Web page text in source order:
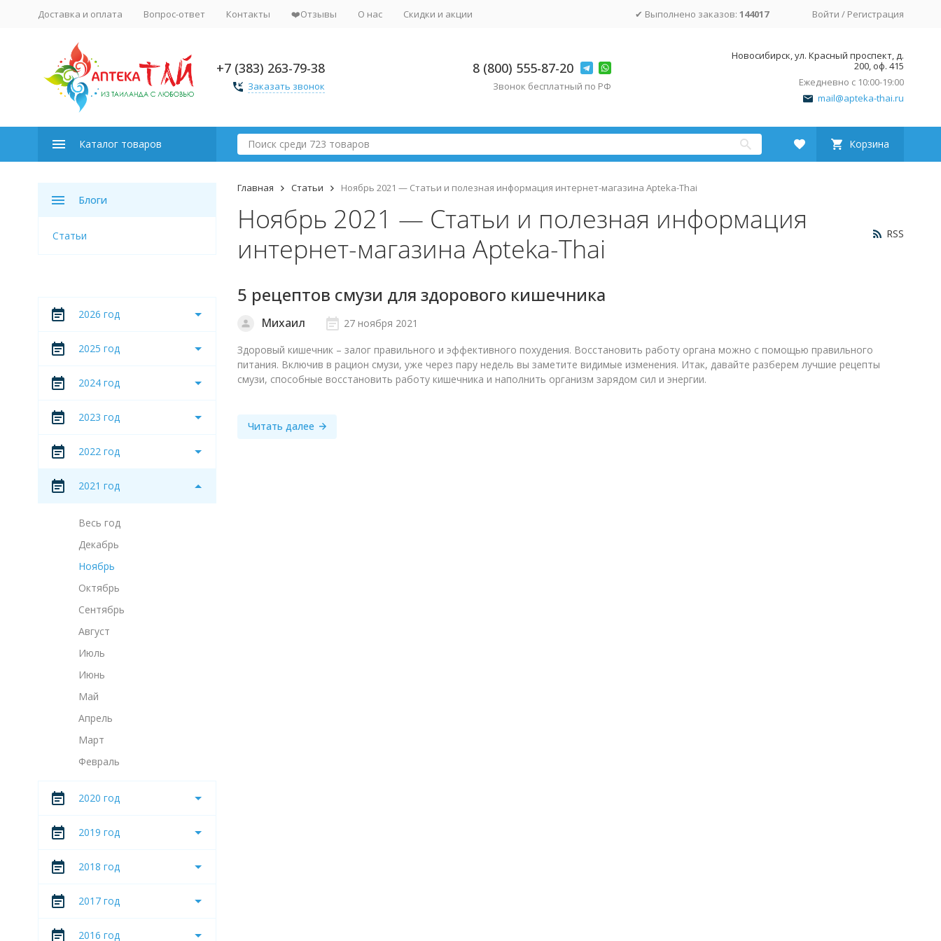
Доставка и оплата Вопрос-ответ Контакты ❤️Отзывы О нас Скидки и акции ✔ Выполнено заказов: 144017 Войти / Регистрация
+7 (383) 263-79-38
Заказать звонок
8 (800) 555-87-20
Звонок бесплатный по РФ
Новосибирск, ул. Красный проспект, д.
200, оф. 415
Ежедневно с 10:00-19:00
mail@apteka-thai.ru
Каталог товаров Корзина
Главная Статьи Ноябрь 2021 — Статьи и полезная информация интернет-магазина Apteka-Thai
Ноябрь 2021 — Статьи и полезная информация
интернет-магазина Apteka-Thai
RSS
5 рецептов смузи для здорового кишечника
Михаил 27 ноября 2021
Здоровый кишечник – залог правильного и эффективного похудения. Восстановить работу органа можно с помощью правильного
питания. Включив в рацион смузи, уже через пару недель вы заметите видимые изменения. Итак, давайте разберем лучшие рецепты
смузи, способные восстановить работу кишечника и наполнить организм зарядом сил и энергии.
Читать далее
Блоги
Статьи
2026 год
2025 год
2024 год
2023 год
2022 год
2021 год
Весь год
Декабрь
Ноябрь
Октябрь
Сентябрь
Август
Июль
Июнь
Май
Апрель
Март
Февраль
2020 год
2019 год
2018 год
2017 год
2016 год